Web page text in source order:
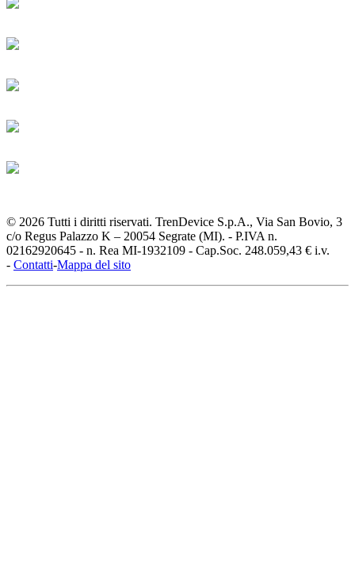
© 2026 Tutti i diritti riservati. TrenDevice S.p.A., Via San Bovio, 3
c/o Regus Palazzo K – 20054 Segrate (MI). - P.IVA n.
02162920645 - n. Rea MI-1932109 - Cap.Soc. 248.059,43 € i.v.
- Contatti-Mappa del sito